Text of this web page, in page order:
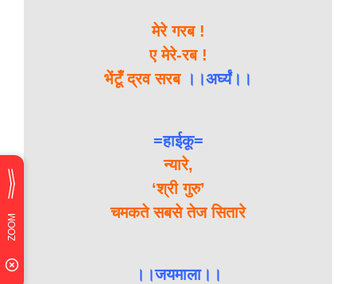
मेरे गरब !
ए मेरे-रब !
भेंटूँ द्रव सरब ।।अर्घ्यं।।
=हाईकू=
न्यारे,
‘श्री गुरु’
चमकते सबसे तेज सितारे
।।जयमाला।।